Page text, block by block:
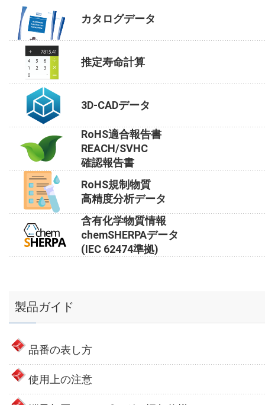
カタログデータ
推定寿命計算
3D-CADデータ
RoHS適合報告書
REACH/SVHC
確認報告書
RoHS規制物質
高精度分析データ
含有化学物質情報
chemSHERPAデータ
(IEC 62474準拠)
製品ガイド
品番の表し方
使用上の注意